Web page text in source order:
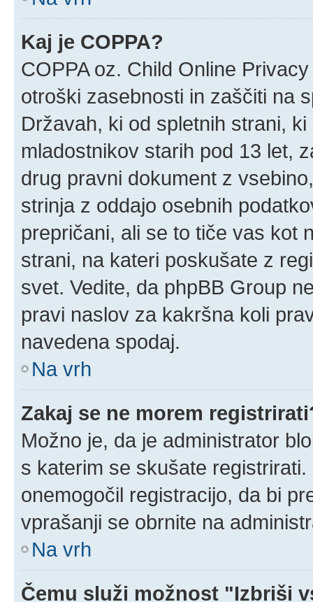
Kaj je COPPA?
COPPA oz. Child Online
otroški zasebnosti in zaščiti na
Državah, ki od spletnih strani,
mladostnikov starih pod 13 let,
drug pravni dokument z
strinja z oddajo osebnih
prepričani, ali se to tiče vas kot
strani, na kateri poskušate z
svet. Vedite, da phpBB Group
pravi naslov za kakršna koli
navedena spodaj.
Na vrh
Zakaj se ne morem
Možno je, da je administrator
s katerim se skušate
onemogočil registracijo, da bi
vprašanji se obrnite na
Na vrh
Čemu služi možnost "Izbriši